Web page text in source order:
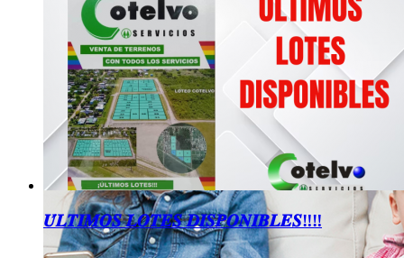
𝑼́𝑳𝑻𝑰𝑴𝑶𝑺 𝑳𝑶𝑻𝑬𝑺 𝑫𝑰𝑺𝑷𝑶𝑵𝑰𝑩𝑳𝑬𝑺‼‼